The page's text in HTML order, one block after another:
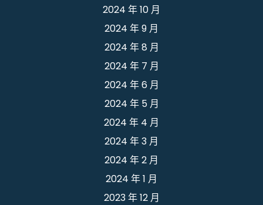
2024 年 10 月
2024 年 9 月
2024 年 8 月
2024 年 7 月
2024 年 6 月
2024 年 5 月
2024 年 4 月
2024 年 3 月
2024 年 2 月
2024 年 1 月
2023 年 12 月